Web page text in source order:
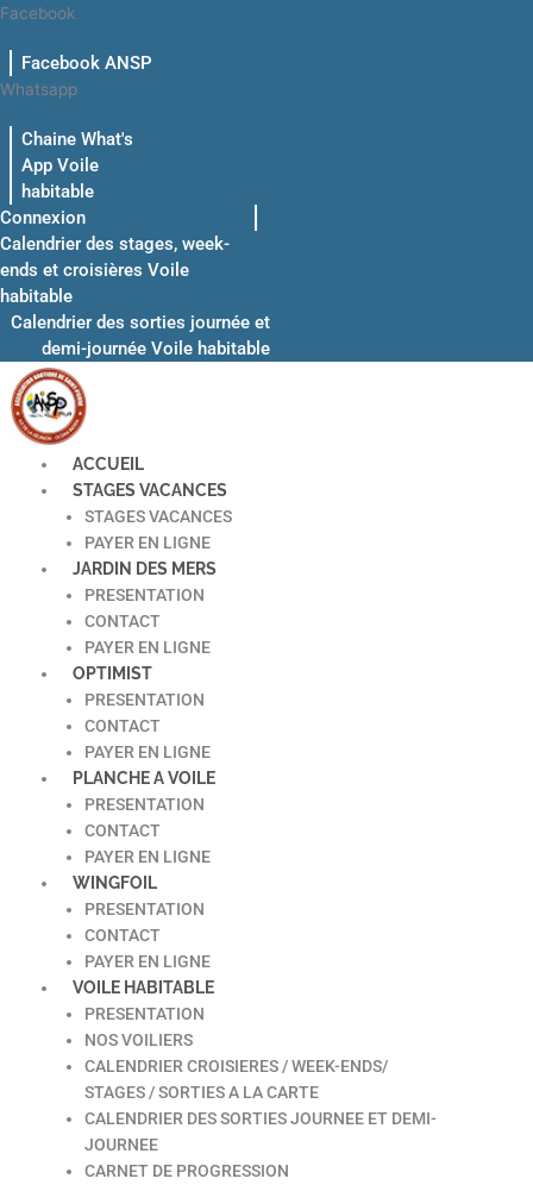
Aller
contenu
Facebook
Facebook ANSP
Whatsapp
Chaine What's
App Voile
habitable
Connexion
Calendrier des stages, week-
ends et croisières Voile
habitable
Calendrier des sorties journée et
demi-journée Voile habitable
ACCUEIL
STAGES VACANCES
STAGES VACANCES
PAYER EN LIGNE
JARDIN DES MERS
PRESENTATION
CONTACT
PAYER EN LIGNE
OPTIMIST
PRESENTATION
CONTACT
PAYER EN LIGNE
PLANCHE A VOILE
PRESENTATION
CONTACT
PAYER EN LIGNE
WINGFOIL
PRESENTATION
CONTACT
PAYER EN LIGNE
VOILE HABITABLE
PRESENTATION
NOS VOILIERS
CALENDRIER CROISIERES / WEEK-ENDS/
STAGES / SORTIES A LA CARTE
CALENDRIER DES SORTIES JOURNEE ET DEMI-
JOURNEE
CARNET DE PROGRESSION